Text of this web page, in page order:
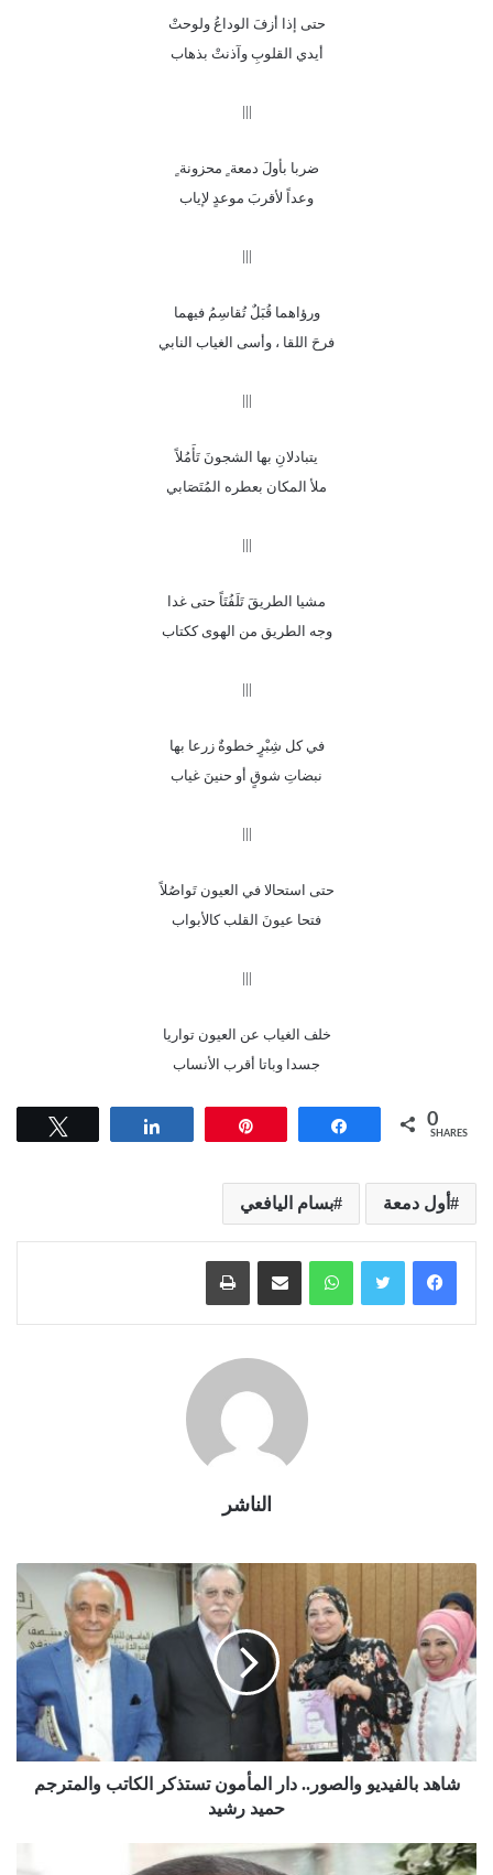
حتى إذا أزفَ الوداعُ ولوحتْ
أيدي القلوبِ وآذنتْ بذهاب
|||
ضربا بأولَ دمعة ٍ محزونة ٍ
وعداً لأقربَ موعدٍ لإياب
|||
ورؤاهما قُبَلٌ تُقاسِمُ فيهما
فرحَ اللقا ، وأسى الغياب النابي
|||
يتبادلانِ بها الشجونَ تَأَمُلاً
ملأ المكان بعطره المُتَصَابي
|||
مشيا الطريقَ تَلَفُتَاً حتى غدا
وجه الطريق من الهوى ككتاب
|||
في كل شِبْرٍ خطوةٌ زرعا بها
نبضاتِ شوقٍ أو حنينَ غياب
|||
حتى استحالا في العيون تَواصُلاً
فتحا عيونَ القلب كالأبواب
|||
خلف الغياب عن العيون تواريا
جسدا وباتا أقرب الأنساب
Share 0
SHARES
أول دمعة بسام اليافعي
واتساب مشاركة عبر البريد طباعة
الناشر
شاهد بالفيديو والصور.. دار المأمون تستذكر الكاتب والمترجم
حميد رشيد